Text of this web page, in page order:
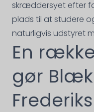
skræddersyet efter
plads til at studere
naturligvis udstyret
En
gør